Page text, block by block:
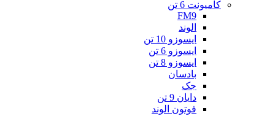
کامیونت 6 تن
FM9
الوند
ایسوزو 10 تن
ایسوزو 6 تن
ایسوزو 8 تن
بادسان
جک
دایان 9 تن
فوتون الوند